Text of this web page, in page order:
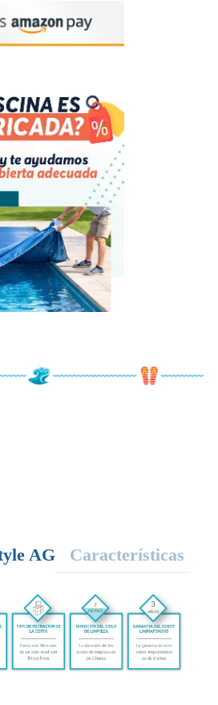
AG Características